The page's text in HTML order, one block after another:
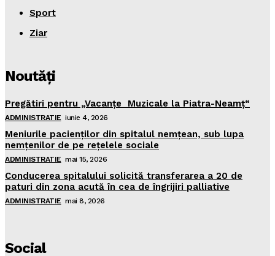
Sport
Ziar
Noutăţi
Pregătiri pentru „Vacanţe Muzicale la Piatra-Neamţ“
ADMINISTRATIE iunie 4, 2026
Meniurile pacienţilor din spitalul nemţean, sub lupa
nemţenilor de pe reţelele sociale
ADMINISTRATIE mai 15, 2026
Conducerea spitalului solicită transferarea a 20 de
paturi din zona acută în cea de îngrijiri palliative
ADMINISTRATIE mai 8, 2026
Social